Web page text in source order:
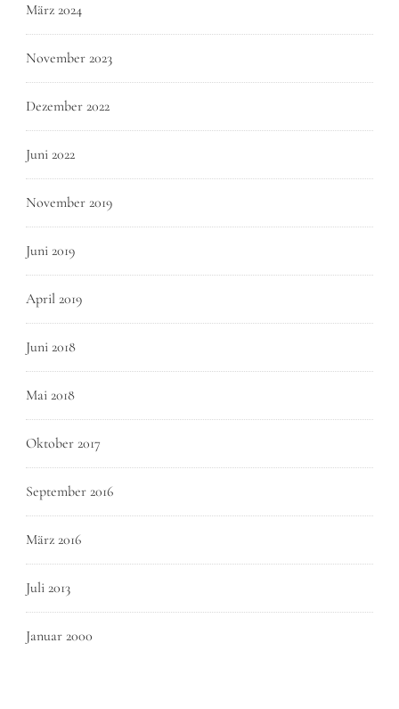
März 2024
November 2023
Dezember 2022
Juni 2022
November 2019
Juni 2019
April 2019
Juni 2018
Mai 2018
Oktober 2017
September 2016
März 2016
Juli 2013
Januar 2000